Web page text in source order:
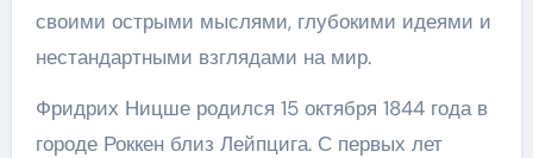
своими острыми мыслями, глубокими идеями и
нестандартными взглядами на мир.
Фридрих Ницше родился 15 октября 1844 года в
городе Роккен близ Лейпцига. С первых лет